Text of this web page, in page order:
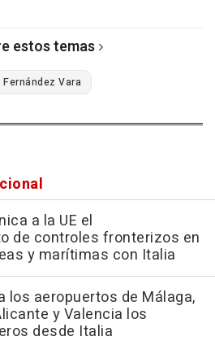
estos temas
Fernández Vara
a la UE el
de controles fronterizos en
y marítimas con Italia
los aeropuertos de Málaga,
y Valencia los
desde Italia